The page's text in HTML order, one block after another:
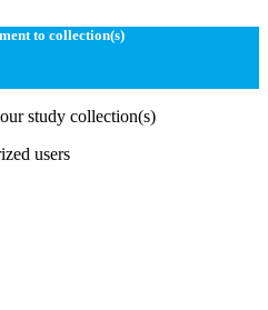
to collection(s)
study collection(s)
users